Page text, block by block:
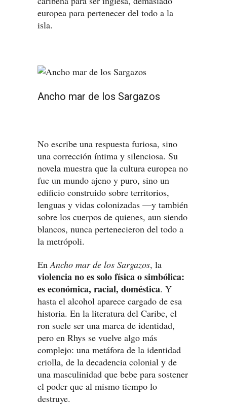
europea para pertenecer del todo a la
isla.
Ancho mar de los Sargazos
No escribe una respuesta furiosa, sino
una corrección íntima y silenciosa. Su
novela muestra que la cultura europea no
fue un mundo ajeno y puro, sino un
edificio construido sobre territorios,
lenguas y vidas colonizadas —y también
sobre los cuerpos de quienes, aun siendo
blancos, nunca pertenecieron del todo a
la metrópoli.
EnAncho mar de los Sargazos, la
violencia no es solo física o simbólica:
es económica, racial, doméstica. Y
hasta el alcohol aparece cargado de esa
historia. En la literatura del Caribe, el
ron suele ser una marca de identidad,
pero en Rhys se vuelve algo más
complejo: una metáfora de la identidad
criolla, de la decadencia colonial y de
una masculinidad que bebe para sostener
el poder que al mismo tiempo lo
destruye.